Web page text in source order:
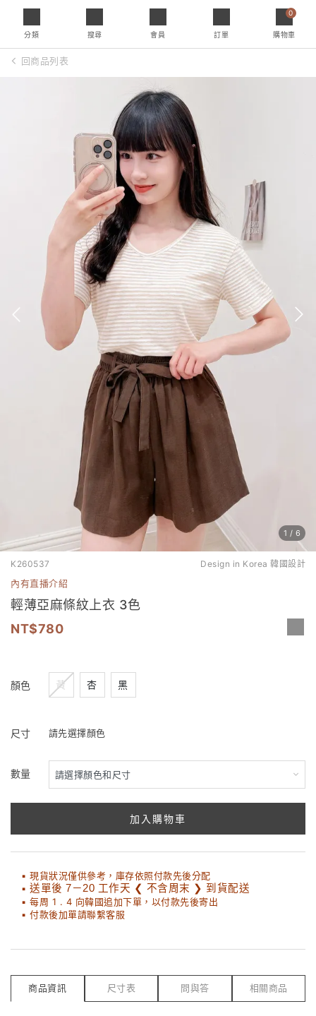
分類 搜尋 會員 訂單
0
購物車
回商品列表
1 / 6
K260537 Design in Korea 韓國設計
內有直播介紹
輕薄亞麻條紋上衣 3色
780
顏色 黃 杏 黑
尺寸 請先選擇顏色
數量
加入購物車
▪ 現貨狀況僅供參考，庫存依照付款先後分配
▪ 送單後 7－20 工作天 ❮ 不含周末 ❯ 到貨配送
▪ 每周 1 . 4 向韓國追加下單，以付款先後寄出
▪ 付款後加單請聯繫客服
商品資訊 尺寸表 問與答 相關商品